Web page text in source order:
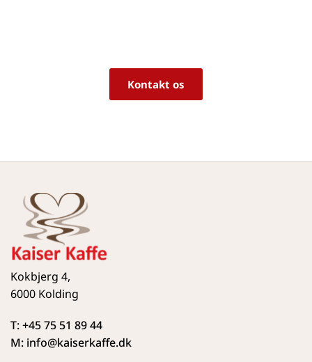
Kontakt os
Kokbjerg 4,
6000 Kolding
T: +45 75 51 89 44
M: info@kaiserkaffe.dk